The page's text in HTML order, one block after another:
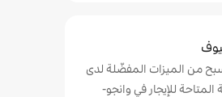
من الميزات المفضّلة لدى
للإيجار في وانجو-